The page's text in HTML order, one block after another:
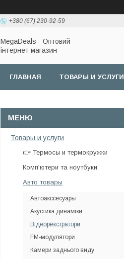
+380 (67) 230-92-59
MegaDeals - Оптовий
інтернет магазин
ГЛАВНАЯ ТОВАРЫ И УСЛУГИ
Товары и услуги
👉 Термосы и термокружки
Комп'ютери та ноутбуки
Авто товары
Автоакссесуары
Акустика динаміки
Відеореєстратори
FM-модулятори
Камери заднього виду